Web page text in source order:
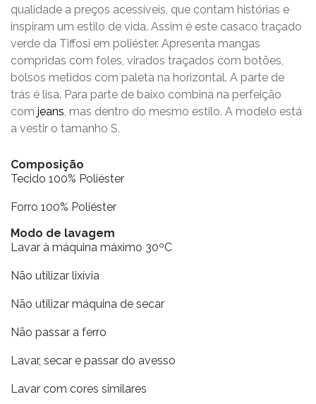
qualidade a preços acessíveis, que contam histórias e
inspiram um estilo de vida. Assim é este casaco traçado
verde da Tiffosi em poliéster. Apresenta mangas
compridas com foles, virados traçados com botões,
bolsos metidos com paleta na horizontal. A parte de
trás é lisa. Para parte de baixo combina na perfeição
com jeans, mas dentro do mesmo estilo. A modelo está
a vestir o tamanho S.
Composição
Tecido 100% Poliéster
Forro 100% Poliéster
Modo de lavagem
Lavar à máquina máximo 30ºC
Não utilizar lixívia
Não utilizar máquina de secar
Não passar a ferro
Lavar, secar e passar do avesso
Lavar com cores similares